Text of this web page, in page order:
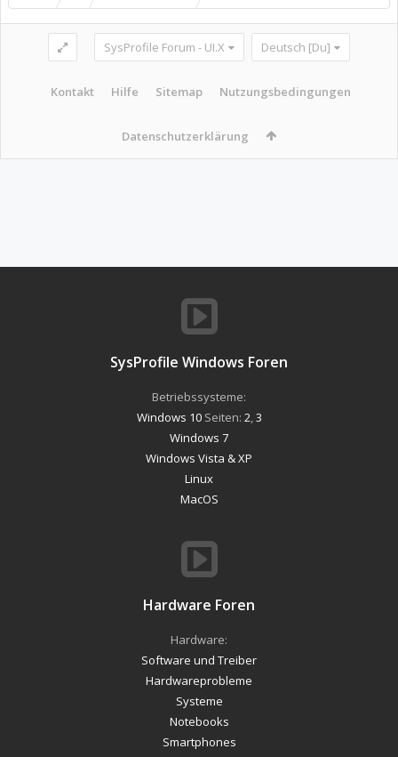
SysProfile Forum - UI.X Deutsch [Du]
Kontakt Hilfe Sitemap Nutzungsbedingungen
Datenschutzerklärung
SysProfile Windows Foren
Betriebssysteme:
Windows 10Seiten: 2,3
Windows 7
Windows Vista & XP
Linux
MacOS
Hardware Foren
Hardware:
Software und Treiber
Hardwareprobleme
Systeme
Notebooks
Smartphones